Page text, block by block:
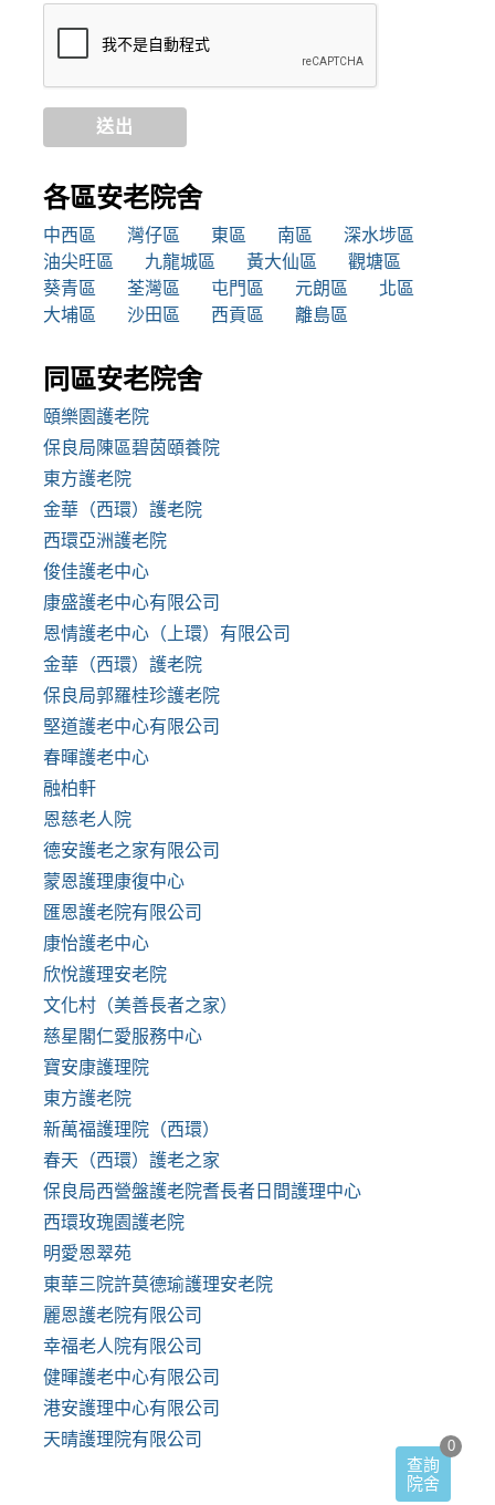
送出
各區安老院舍
中西區 灣仔區 東區 南區
深水埗區
油尖旺區
九龍城區 黃大仙區
觀塘區
葵青區
荃灣區 屯門區 元朗區
北區
大埔區
沙田區 西貢區 離島區
同區安老院舍
頤樂園護老院
保良局陳區碧茵頤養院
東方護老院
金華（西環）護老院
西環亞洲護老院
俊佳護老中心
康盛護老中心有限公司
恩情護老中心（上環）有限公司
金華（西環）護老院
保良局郭羅桂珍護老院
堅道護老中心有限公司
春暉護老中心
融柏軒
恩慈老人院
德安護老之家有限公司
蒙恩護理康復中心
匯恩護老院有限公司
康怡護老中心
欣悅護理安老院
文化村（美善長者之家）
慈星閣仁愛服務中心
寶安康護理院
東方護老院
新萬福護理院（西環）
春天（西環）護老之家
保良局西營盤護老院耆長者日間護理中心
西環玫瑰園護老院
明愛恩翠苑
東華三院許莫德瑜護理安老院
麗恩護老院有限公司
幸福老人院有限公司
健暉護老中心有限公司
港安護理中心有限公司
天晴護理院有限公司
查詢
院舍
0